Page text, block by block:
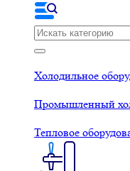
Холодильное
Промышленный
Тепловое